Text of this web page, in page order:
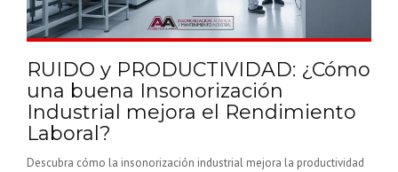
RUIDO y PRODUCTIVIDAD: ¿Cómo
una buena Insonorización
Industrial mejora el Rendimiento
Laboral?
Descubra cómo la insonorización industrial mejora la productividad